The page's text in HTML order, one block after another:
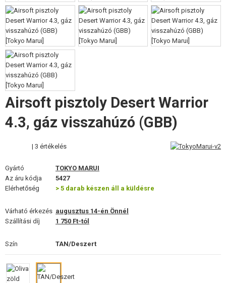
AKKUMULÁTOROK, TÖLTŐK
TÁRAK
SZEMÜVEGEK, MASZKOK
FELSZERELÉS, EGYENRUHA, TOKOK
ÁLCÁZÁS, FESTÉK, SZALAG
RÁDIÓS, FEJHALLGATÓ, KAMERÁK
KIEGÉSZÍTŐK, HORDSZÍJAK
PÓTALKATRÉSZEK FEGYVEREKHEZ
FEGYVER JAVÍTÁS ÉS KARBANTARTÁS
ÖNVÉDELMI FELSZERELÉSEK, KÉPZÉS, KÉSEK
ÉLELMISZER
Airsoft pisztoly Desert Warrior
4.3, gáz visszahúzó (GBB)
| 3 értékelés
Gyártó
TOKYO MARUI
Az áru kódja
5427
Elérhetőség
> 5 darab készen áll a küldésre
Várható érkezés augusztus 14-én Önnél
Szállítási díj
1 750 Ft-tól
Szín TAN/Deszert